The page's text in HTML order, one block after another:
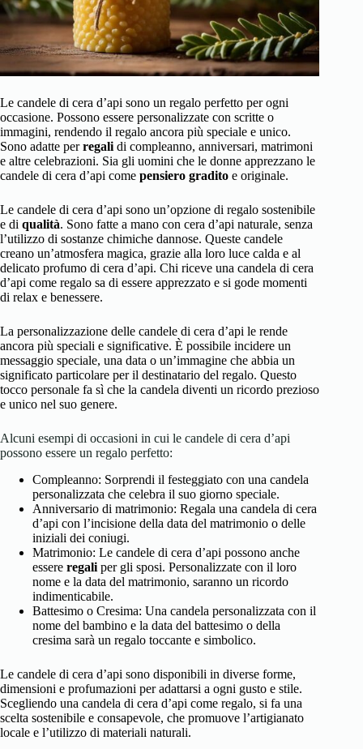
Le candele di cera d’api sono un regalo perfetto per ogni
occasione. Possono essere personalizzate con scritte o
immagini, rendendo il regalo ancora più speciale e unico.
Sono adatte perregali di compleanno, anniversari, matrimoni
e altre celebrazioni. Sia gli uomini che le donne apprezzano le
candele di cera d’api come pensiero gradito e originale.
Le candele di cera d’api sono un’opzione di regalo sostenibile
e di qualità. Sono fatte a mano con cera d’api naturale, senza
l’utilizzo di sostanze chimiche dannose. Queste candele
creano un’atmosfera magica, grazie alla loro luce calda e al
delicato profumo di cera d’api. Chi riceve una candela di cera
d’api come regalo sa di essere apprezzato e si gode momenti
di relax e benessere.
La personalizzazione delle candele di cera d’api le rende
ancora più speciali e significative. È possibile incidere un
messaggio speciale, una data o un’immagine che abbia un
significato particolare per il destinatario del regalo. Questo
tocco personale fa sì che la candela diventi un ricordo prezioso
e unico nel suo genere.
Alcuni esempi di occasioni in cui le candele di cera d’api
possono essere un regalo perfetto:
Compleanno: Sorprendi il festeggiato con una candela
personalizzata che celebra il suo giorno speciale.
Anniversario di matrimonio: Regala una candela di cera
d’api con l’incisione della data del matrimonio o delle
iniziali dei coniugi.
Matrimonio: Le candele di cera d’api possono anche
essere regali per gli sposi. Personalizzate con il loro
nome e la data del matrimonio, saranno un ricordo
indimenticabile.
Battesimo o Cresima: Una candela personalizzata con il
nome del bambino e la data del battesimo o della
cresima sarà un regalo toccante e simbolico.
Le candele di cera d’api sono disponibili in diverse forme,
dimensioni e profumazioni per adattarsi a ogni gusto e stile.
Scegliendo una candela di cera d’api come regalo, si fa una
scelta sostenibile e consapevole, che promuove l’artigianato
locale e l’utilizzo di materiali naturali.